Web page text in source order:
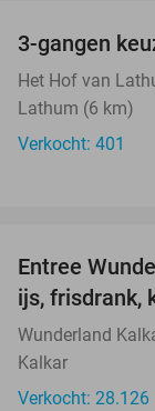
3-gangen
Het Hof van
Lathum (6 km)
Verkocht: 401
Entree
ijs, frisdrank,
Wunderland
Kalkar
Verkocht: 28.126